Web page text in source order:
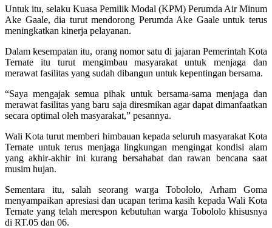
Untuk itu, selaku Kuasa Pemilik Modal (KPM) Perumda Air Minum
Ake Gaale, dia turut mendorong Perumda Ake Gaale untuk terus
meningkatkan kinerja pelayanan.
Dalam kesempatan itu, orang nomor satu di jajaran Pemerintah Kota
Ternate itu turut mengimbau masyarakat untuk menjaga dan
merawat fasilitas yang sudah dibangun untuk kepentingan bersama.
“Saya mengajak semua pihak untuk bersama-sama menjaga dan
merawat fasilitas yang baru saja diresmikan agar dapat dimanfaatkan
secara optimal oleh masyarakat,” pesannya.
Wali Kota turut memberi himbauan kepada seluruh masyarakat Kota
Ternate untuk terus menjaga lingkungan mengingat kondisi alam
yang akhir-akhir ini kurang bersahabat dan rawan bencana saat
musim hujan.
Sementara itu, salah seorang warga Tobololo, Arham Goma
menyampaikan apresiasi dan ucapan terima kasih kepada Wali Kota
Ternate yang telah merespon kebutuhan warga Tobololo khisusnya
di RT.05 dan 06.